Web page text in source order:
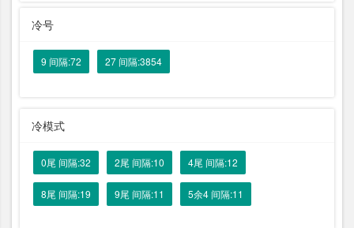
冷号
9 间隔:72 27 间隔:3854
冷模式
0尾 间隔:32 2尾 间隔:10 4尾 间隔:12
8尾 间隔:19 9尾 间隔:11 5余4 间隔:11